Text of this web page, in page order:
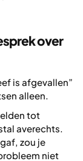
over
is afgevallen”
alleen.
tot
averechts.
zou je
niet